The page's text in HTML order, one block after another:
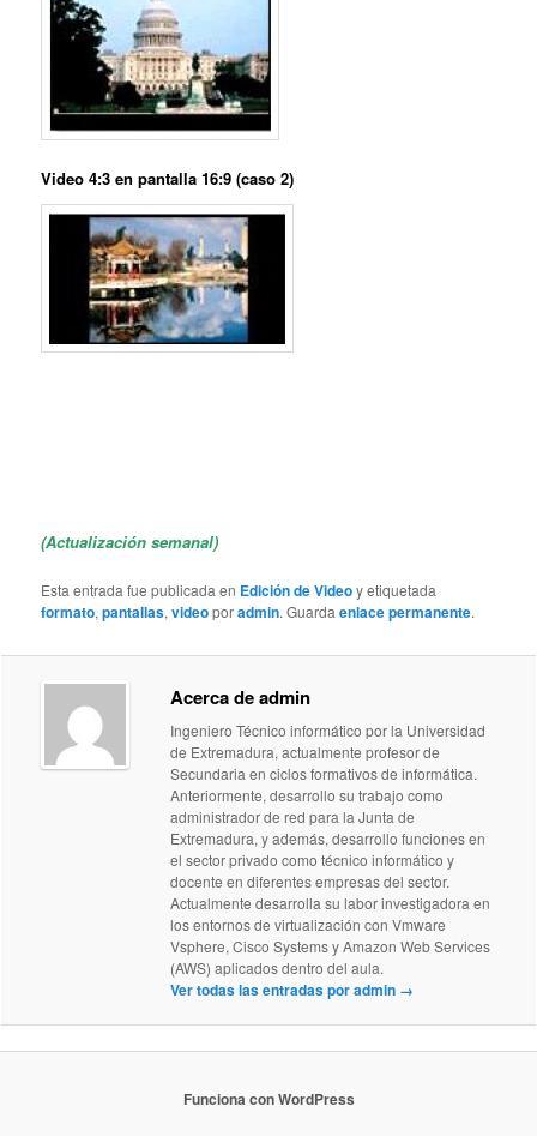
Video 4:3 en pantalla 16:9 (caso 2)
(Actualización semanal)
Esta entrada fue publicada en Edición de Videoy etiquetada
formato,pantallas,videoporadmin. Guardaenlace permanente.
Acerca de admin
Ingeniero Técnico informático por la Universidad
de Extremadura, actualmente profesor de
Secundaria en ciclos formativos de informática.
Anteriormente, desarrollo su trabajo como
administrador de red para la Junta de
Extremadura, y además, desarrollo funciones en
el sector privado como técnico informático y
docente en diferentes empresas del sector.
Actualmente desarrolla su labor investigadora en
los entornos de virtualización con Vmware
Vsphere, Cisco Systems y Amazon Web Services
(AWS) aplicados dentro del aula.
Ver todas las entradas por admin →
Funciona con WordPress